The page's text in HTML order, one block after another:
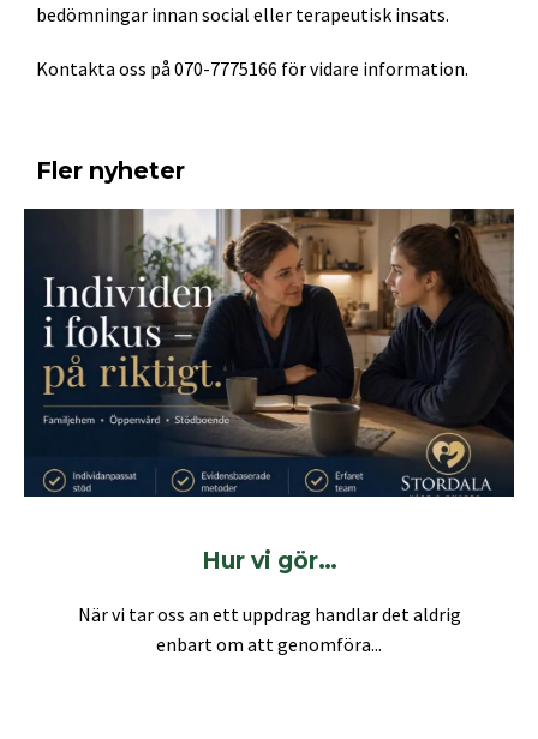
bedömningar innan social eller terapeutisk insats.
Kontakta oss på 070-7775166 för vidare information.
Fler nyheter
Hur vi gör…
När vi tar oss an ett uppdrag handlar det aldrig
enbart om att genomföra...